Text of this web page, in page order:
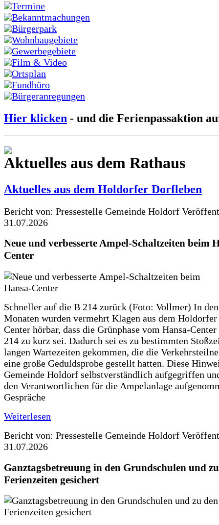
Termine
Bekanntmachungen
Bürgerpark
Wohnbaugebiete
Gewerbegebiete
Film & Video
Ortsplan
Fundbüro
Bürgeranregungen
Hier klicken - und die Ferienpassaktion
Aktuelles aus dem Rathaus
Aktuelles aus dem Holdorfer Dorfleben
Bericht von: Pressestelle Gemeinde Holdorf
31.07.2026
Neue und verbesserte Ampel-Schaltzeiten beim
Center
Schneller auf die B 214 zurück (Foto: Vollmer) In
Monaten wurden vermehrt Klagen aus dem Holdorfer
Center hörbar, dass die Grünphase vom Hansa-
214 zu kurz sei. Dadurch sei es zu bestimmten
langen Wartezeiten gekommen, die die
eine große Geduldsprobe gestellt hatten. Diese
Gemeinde Holdorf selbstverständlich aufgegriffen
den Verantwortlichen für die Ampelanlage
Gespräche
Weiterlesen
Bericht von: Pressestelle Gemeinde Holdorf
31.07.2026
Ganztagsbetreuung in den Grundschulen und
Ferienzeiten gesichert